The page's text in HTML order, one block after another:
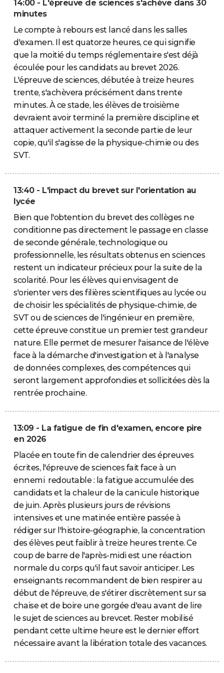
14:00 - L'épreuve de sciences s'achève dans 30
minutes
Le compte à rebours est lancé dans les salles
d'examen. Il est quatorze heures, ce qui signifie
que la moitié du temps réglementaire s'est déjà
écoulée pour les candidats au brevet 2026.
L'épreuve de sciences, débutée à treize heures
trente, s'achèvera précisément dans trente
minutes. À ce stade, les élèves de troisième
devraient avoir terminé la première discipline et
attaquer activement la seconde partie de leur
copie, qu'il s'agisse de la physique-chimie ou des
SVT.
13:40 - L'impact du brevet sur l'orientation au
lycée
Bien que l'obtention du brevet des collèges ne
conditionne pas directement le passage en classe
de seconde générale, technologique ou
professionnelle, les résultats obtenus en sciences
restent un indicateur précieux pour la suite de la
scolarité. Pour les élèves qui envisagent de
s'orienter vers des filières scientifiques au lycée ou
de choisir les spécialités de physique-chimie, de
SVT ou de sciences de l'ingénieur en première,
cette épreuve constitue un premier test grandeur
nature. Elle permet de mesurer l'aisance de l'élève
face à la démarche d'investigation et à l'analyse
de données complexes, des compétences qui
seront largement approfondies et sollicitées dès la
rentrée prochaine.
13:09 - La fatigue de fin d'examen, encore pire
en 2026
Placée en toute fin de calendrier des épreuves
écrites, l'épreuve de sciences fait face à un
ennemi redoutable : la fatigue accumulée des
candidats et la chaleur de la canicule historique
de juin. Après plusieurs jours de révisions
intensives et une matinée entière passée à
rédiger sur l'histoire-géographie, la concentration
des élèves peut faiblir à treize heures trente. Ce
coup de barre de l'après-midi est une réaction
normale du corps qu'il faut savoir anticiper. Les
enseignants recommandent de bien respirer au
début de l'épreuve, de s'étirer discrètement sur sa
chaise et de boire une gorgée d'eau avant de lire
le sujet de sciences au brevcet. Rester mobilisé
pendant cette ultime heure est le dernier effort
nécessaire avant la libération totale des vacances.